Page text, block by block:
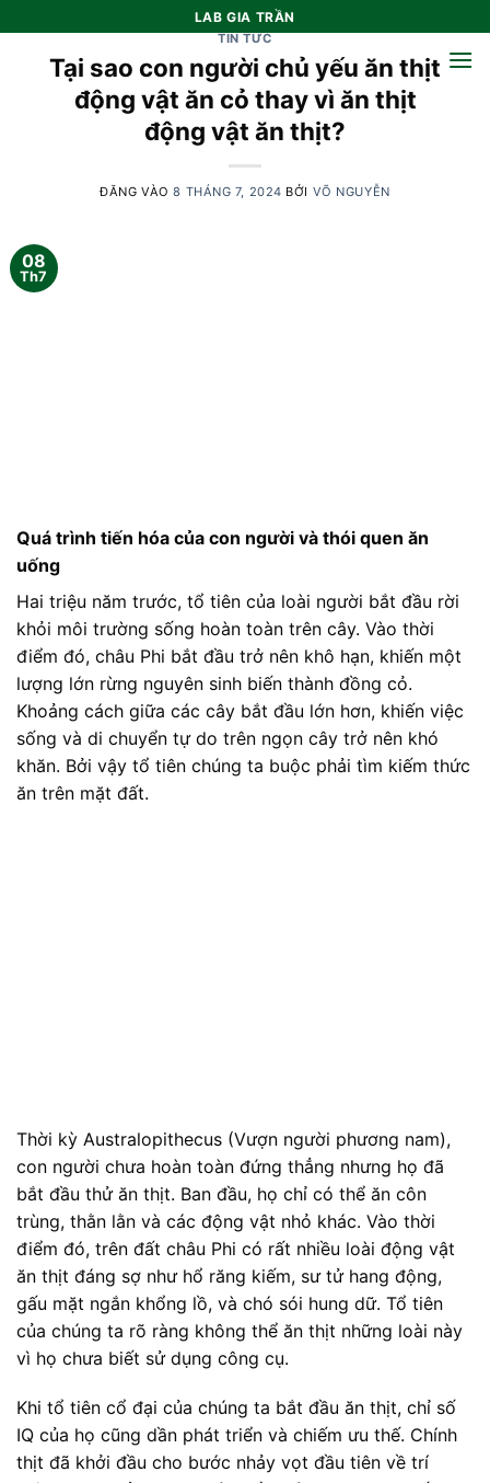
qua
LAB GIA TRẦN
TIN TỨC
Tại sao con người chủ yếu ăn thịt
động vật ăn cỏ thay vì ăn thịt
động vật ăn thịt?
ĐĂNG VÀO8 THÁNG 7, 2024 BỞI VÕ NGUYỄN
08
Th7
Quá trình tiến hóa của con người và thói quen ăn
uống
Hai triệu năm trước, tổ tiên của loài người bắt đầu rời
khỏi môi trường sống hoàn toàn trên cây. Vào thời
điểm đó, châu Phi bắt đầu trở nên khô hạn, khiến một
lượng lớn rừng nguyên sinh biến thành đồng cỏ.
Khoảng cách giữa các cây bắt đầu lớn hơn, khiến việc
sống và di chuyển tự do trên ngọn cây trở nên khó
khăn. Bởi vậy tổ tiên chúng ta buộc phải tìm kiếm thức
ăn trên mặt đất.
Thời kỳ Australopithecus (Vượn người phương nam),
con người chưa hoàn toàn đứng thẳng nhưng họ đã
bắt đầu thử ăn thịt. Ban đầu, họ chỉ có thể ăn côn
trùng, thằn lằn và các động vật nhỏ khác. Vào thời
điểm đó, trên đất châu Phi có rất nhiều loài động vật
ăn thịt đáng sợ như hổ răng kiếm, sư tử hang động,
gấu mặt ngắn khổng lồ, và chó sói hung dữ. Tổ tiên
của chúng ta rõ ràng không thể ăn thịt những loài này
vì họ chưa biết sử dụng công cụ.
Khi tổ tiên cổ đại của chúng ta bắt đầu ăn thịt, chỉ số
IQ của họ cũng dần phát triển và chiếm ưu thế. Chính
thịt đã khởi đầu cho bước nhảy vọt đầu tiên về trí